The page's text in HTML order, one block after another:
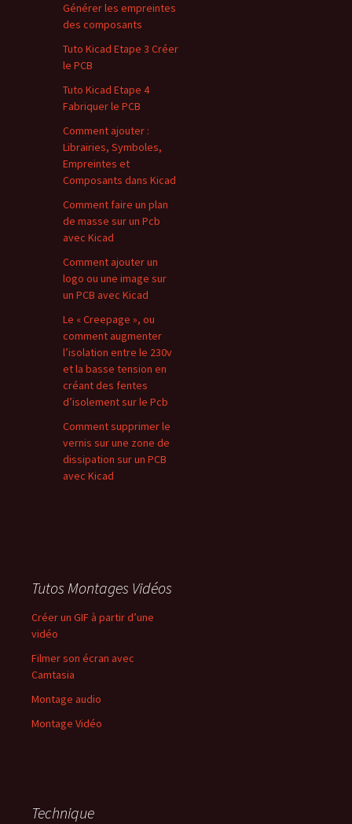
Générer les empreintes
des composants
Tuto Kicad Etape 3 Créer
le PCB
Tuto Kicad Etape 4
Fabriquer le PCB
Comment ajouter :
Librairies, Symboles,
Empreintes et
Composants dans Kicad
Comment faire un plan
de masse sur un Pcb
avec Kicad
Comment ajouter un
logo ou une image sur
un PCB avec Kicad
Le « Creepage », ou
comment augmenter
l’isolation entre le 230v
et la basse tension en
créant des fentes
d’isolement sur le Pcb
Comment supprimer le
vernis sur une zone de
dissipation sur un PCB
avec Kicad
Tutos Montages Vidéos
Créer un GIF à partir d’une
vidéo
Filmer son écran avec
Camtasia
Montage audio
Montage Vidéo
Technique